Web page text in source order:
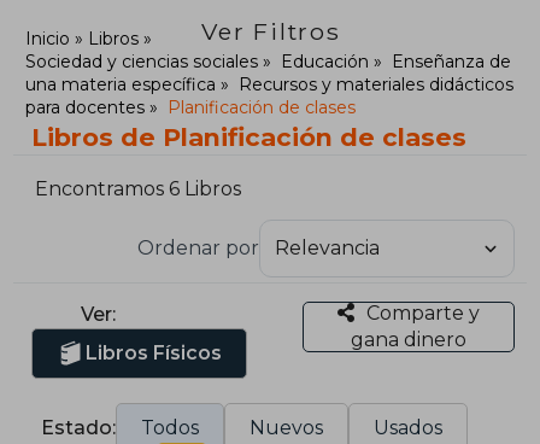
Ver Filtros
Inicio
Libros
Sociedad y ciencias sociales
Educación
Enseñanza de
una materia específica
Recursos y materiales didácticos
para docentes
Planificación de clases
Libros de Planificación de clases
Encontramos 6 Libros
Ordenar por
Ver:
Libros Físicos
Comparte y
gana dinero
Estado: Todos Nuevos Usados